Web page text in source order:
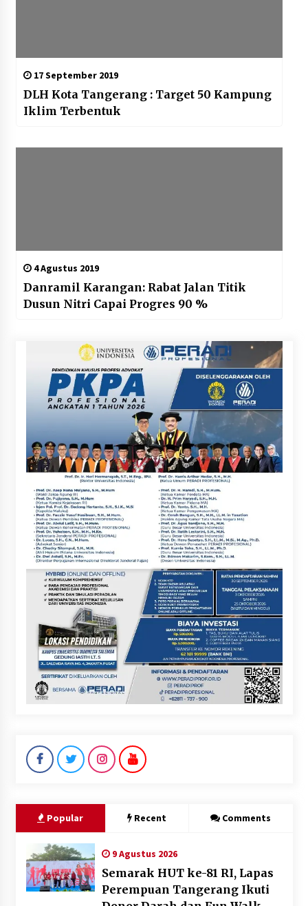
17 September 2019
DLH Kota Tangerang : Target 50 Kampung
Iklim Terbentuk
4 Agustus 2019
Danramil Karangan: Rabat Jalan Titik
Dusun Nitri Capai Progres 90 %
Popular Recent Comments
9 Agustus 2026
Semarak HUT ke-81 RI, Lapas
Perempuan Tangerang Ikuti